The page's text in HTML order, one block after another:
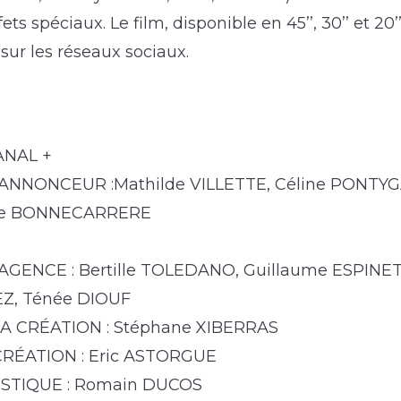
spéciaux. Le film, disponible en 45’’, 30’’ et
les réseaux sociaux.
+
:Mathilde VILLETTE, Céline
BONNECARRERE
: Bertille TOLEDANO, Guillaume
Ténée DIOUF
CRÉATION : Stéphane XIBERRAS
: Eric ASTORGUE
: Romain DUCOS